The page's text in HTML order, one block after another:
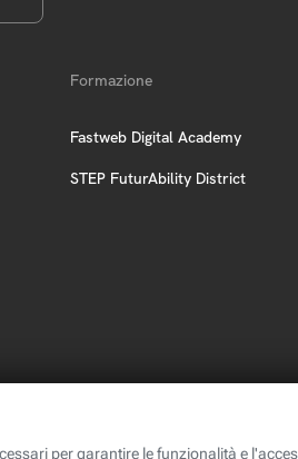
Formazione
Fastweb Digital Academy
STEP FuturAbility District